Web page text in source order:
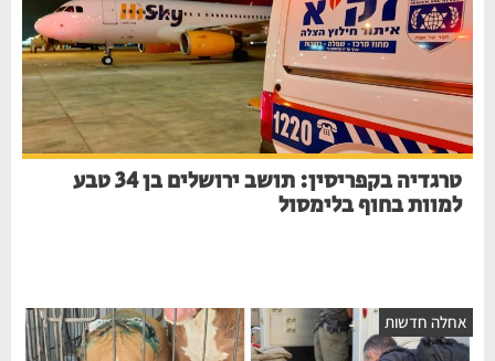
טרגדיה בקפריסין: תושב ירושלים בן 34 טבע
למוות בחוף בלימסול
חדשות